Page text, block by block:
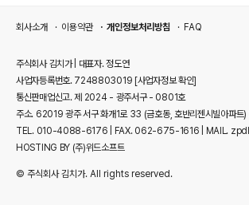
회사소개 이용약관 개인정보처리방침 FAQ
주식회사 김치가 | 대표자. 정도연
사업자등록번호. 7248803019 [사업자정보 확인]
통신판매업신고. 제 2024 - 광주서구 - 0801호
주소. 62019 광주 서구 화개1로 33 (금호동, 호반리젠시빌아파
TEL. 010-4088-6176 | FAX. 062-675-1616 | MAIL.
HOSTING BY (주)위드소프트
© 주식회사 김치가. All rights reserved.